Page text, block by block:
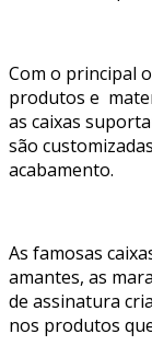
Com o principal
produtos e
as caixas
são
acabamento.
As famosas
amantes, as
de assinatura
nos produtos